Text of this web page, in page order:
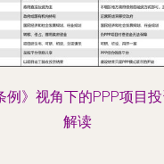
例》视角下的PPP项目
解读